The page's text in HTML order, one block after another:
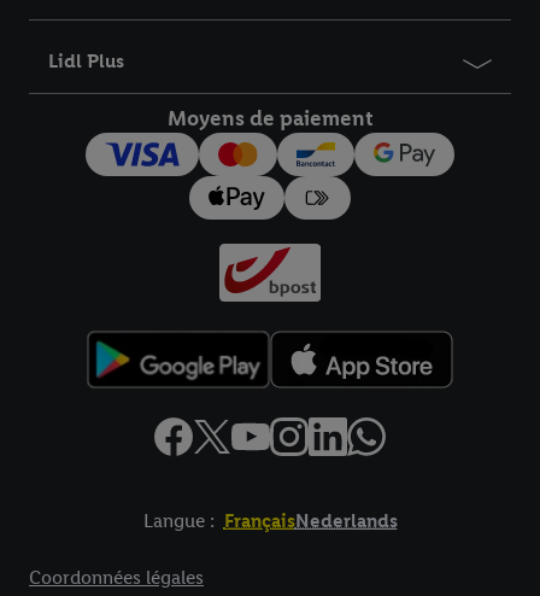
Lidl Plus
Moyens de paiement
Langue : FrançaisNederlands
Coordonnées légales